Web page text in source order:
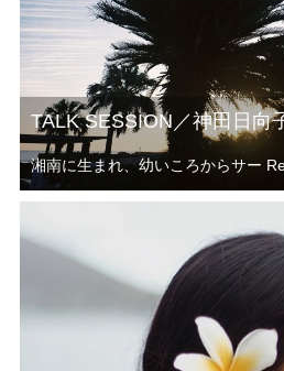
TALK SESSION／神田日向
湘南に生まれ、幼いころからサー